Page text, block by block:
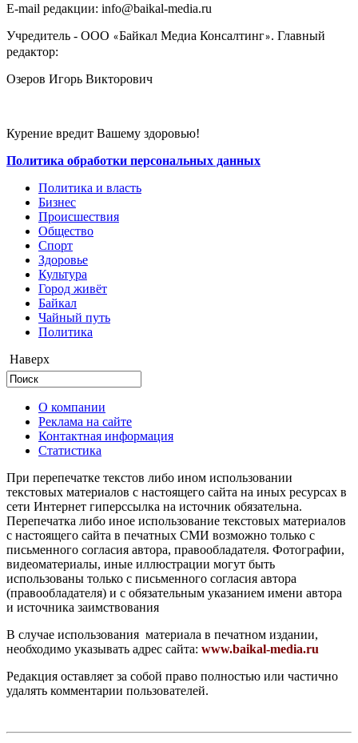
E-mail редакции: info@baikal-media.ru
Учредитель - ООО «Байкал Медиа Консалтинг». Главный
редактор:
Озеров Игорь Викторович
Курение вредит Вашему здоровью!
Политика обработки персональных данных
Политика и власть
Бизнес
Происшествия
Общество
Cпорт
Здоровье
Культура
Город живёт
Байкал
Чайный путь
Политика
Наверх
О компании
Реклама на сайте
Контактная информация
Статистика
При перепечатке текстов либо ином использовании
текстовых материалов с настоящего сайта на иных ресурсах в
сети Интернет гиперссылка на источник обязательна.
Перепечатка либо иное использование текстовых материалов
с настоящего сайта в печатных СМИ возможно только с
письменного согласия автора, правообладателя. Фотографии,
видеоматериалы, иные иллюстрации могут быть
использованы только с письменного согласия автора
(правообладателя) и с обязательным указанием имени автора
и источника заимствования
В случае использования материала в печатном издании,
необходимо указывать адрес сайта: www.baikal-media.ru
Редакция оставляет за собой право полностью или частично
удалять комментарии пользователей.